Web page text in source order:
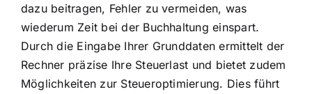
dazu beitragen, Fehler zu vermeiden, was
wiederum Zeit bei der Buchhaltung einspart.
Durch die Eingabe Ihrer Grunddaten ermittelt der
Rechner präzise Ihre Steuerlast und bietet zudem
Möglichkeiten zur Steueroptimierung. Dies führt